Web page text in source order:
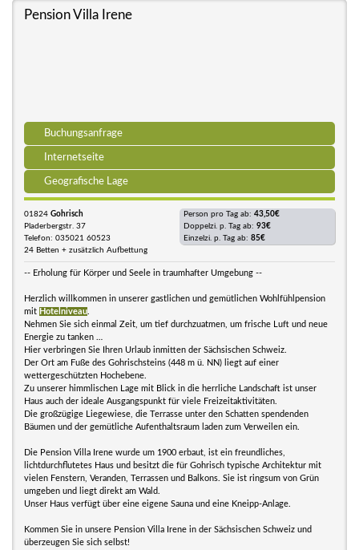
Pension Villa Irene
Buchungsanfrage
Internetseite
Geografische Lage
01824 Gohrisch
Pladerbergstr. 37
Telefon: 035021 60523
24 Betten + zusätzlich Aufbettung
Person pro Tag ab: 43,50€
Doppelzi. p. Tag ab: 93€
Einzelzi. p. Tag ab: 85€
-- Erholung für Körper und Seele in traumhafter Umgebung --
Herzlich willkommen in unserer gastlichen und gemütlichen Wohlfühlpension
mit Hotelniveau
Nehmen Sie sich einmal Zeit, um tief durchzuatmen, um frische Luft und neue
Energie zu tanken …
Hier verbringen Sie Ihren Urlaub inmitten der Sächsischen Schweiz.
Der Ort am Fuße des Gohrischsteins (448 m ü. NN) liegt auf einer
wettergeschützten Hochebene.
Zu unserer himmlischen Lage mit Blick in die herrliche Landschaft ist unser
Haus auch der ideale Ausgangspunkt für viele Freizeitaktivitäten.
Die großzügige Liegewiese, die Terrasse unter den Schatten spendenden
Bäumen und der gemütliche Aufenthaltsraum laden zum Verweilen ein.
Die Pension Villa Irene wurde um 1900 erbaut, ist ein freundliches,
lichtdurchflutetes Haus und besitzt die für Gohrisch typische Architektur mit
vielen Fenstern, Veranden, Terrassen und Balkons. Sie ist ringsum von Grün
umgeben und liegt direkt am Wald.
Unser Haus verfügt über eine eigene Sauna und eine Kneipp-Anlage.
Kommen Sie in unsere Pension Villa Irene in der Sächsischen Schweiz und
überzeugen Sie sich selbst!